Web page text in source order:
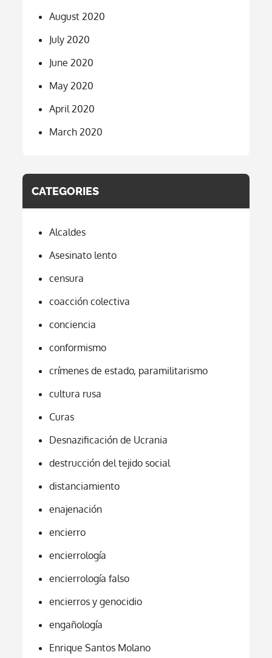
August 2020
July 2020
June 2020
May 2020
April 2020
March 2020
CATEGORIES
Alcaldes
Asesinato lento
censura
coacción colectiva
conciencia
conformismo
crímenes de estado, paramilitarismo
cultura rusa
Curas
Desnazificación de Ucrania
destrucción del tejido social
distanciamiento
enajenación
encierro
encierrología
encierrología falso
encierros y genocidio
engañología
Enrique Santos Molano